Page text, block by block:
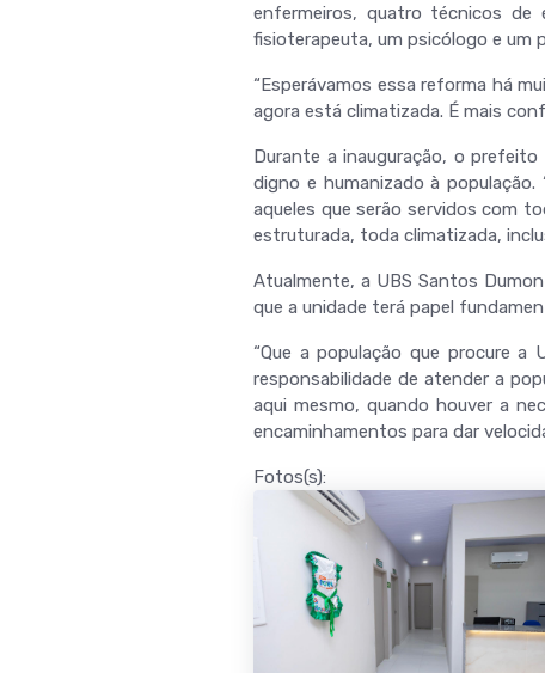
enfermeiros, quatro técnicos de
fisioterapeuta, um psicólogo e um
“Esperávamos essa reforma há
agora está climatizada. É mais
Durante a inauguração, o
digno e humanizado à
aqueles que serão servidos com
estruturada, toda climatizada,
Atualmente, a UBS Santos
que a unidade terá papel
“Que a população que procure a
responsabilidade de atender a
aqui mesmo, quando houver a
encaminhamentos para dar
Fotos(s):